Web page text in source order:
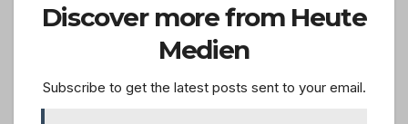
Discover more from Heute
Medien
Subscribe to get the latest posts sent to your email.